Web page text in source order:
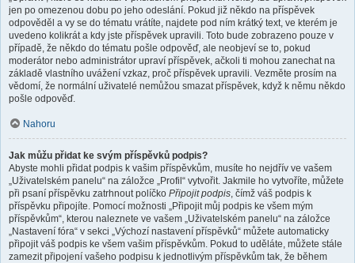
jen po omezenou dobu po jeho odeslání. Pokud již někdo na příspěvek
odpověděl a vy se do tématu vrátíte, najdete pod ním krátký text, ve kterém je
uvedeno kolikrát a kdy jste příspěvek upravili. Toto bude zobrazeno pouze v
případě, že někdo do tématu pošle odpověď, ale neobjeví se to, pokud
moderátor nebo administrátor upraví příspěvek, ačkoli ti mohou zanechat na
základě vlastního uvážení vzkaz, proč příspěvek upravili. Vezměte prosím na
vědomí, že normální uživatelé nemůžou smazat příspěvek, když k němu někdo
pošle odpověď.
Nahoru
Jak můžu přidat ke svým příspěvků podpis?
Abyste mohli přidat podpis k vašim příspěvkům, musíte ho nejdřív ve vašem
„Uživatelském panelu“ na záložce „Profil“ vytvořit. Jakmile ho vytvoříte, můžete
při psaní příspěvku zatrhnout políčko Připojit podpis, čímž váš podpis k
příspěvku připojíte. Pomocí možnosti „Připojit můj podpis ke všem mým
příspěvkům“, kterou naleznete ve vašem „Uživatelském panelu“ na záložce
„Nastavení fóra“ v sekci „Výchozí nastavení příspěvků“ můžete automaticky
připojit váš podpis ke všem vašim příspěvkům. Pokud to uděláte, můžete stále
zamezit připojení vašeho podpisu k jednotlivým příspěvkům tak, že během